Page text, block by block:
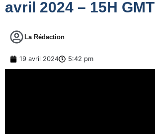
avril 2024 – 15H GMT
La Rédaction
19 avril 2024 5:42 pm